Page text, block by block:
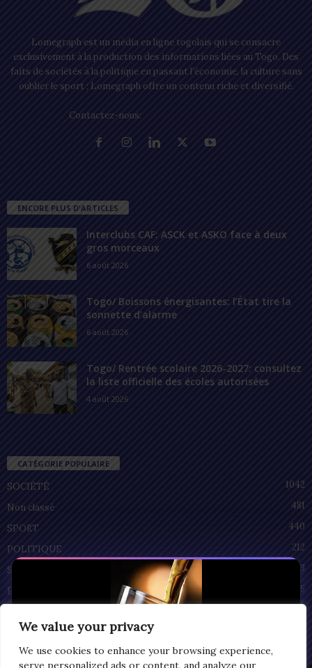
We value your privacy
We use cookies to enhance your browsing experience,
serve personalized ads or content, and analyze our
Lomegraph est un média en ligne togolais qui se consacre
exclusivement à la production des informations liées au Togo. Des
faits de sociétés à la politique en passant l’économie, la culture sans
oublier le sport ; Lomegraph offre un contenu riche et diversifié.
Contactez-nous:
ENCORE PLUS D'ARTICLES
Interclubs CAF: ASCK et ASKO face à deux
gros morceaux
6 août 2026
Togo/ Boissons énergisantes: l’État tire la
sonnette d’alarme
6 août 2026
Togo/ Rentrée scolaire 2026-2027: consultez
la liste officielle des écoles autorisées
4 août 2026
CATÉGORIE POPULAIRE
SOCIÉTÉ
1042
Non classé
481
SPORT
440
POLITIQUE
212
SANTÉ
93
ECONOMIE
55